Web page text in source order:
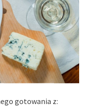
gotowania z: